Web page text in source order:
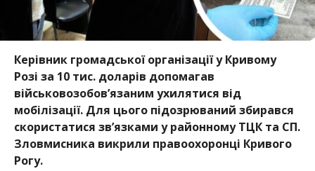
Керівник громадської організації у Кривому
Розі за 10 тис. доларів допомагав
військовозобов’язаним ухилятися від
мобілізації. Для цього підозрюваний збирався
скористатися зв’язками у районному ТЦК та СП.
Зловмисника викрили правоохоронці Кривого
Рогу.